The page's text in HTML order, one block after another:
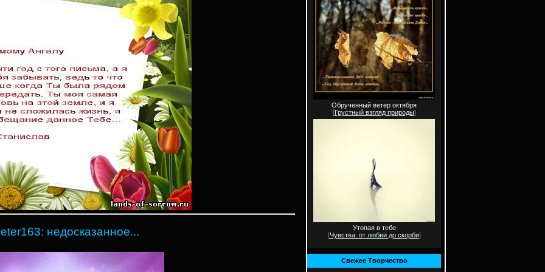
недосказанное...
Обрученный ветер октября
[Грустный взгляд природы]
Утопая в тебе
[Чувства: от любви до скорби]
Свежее Творчество